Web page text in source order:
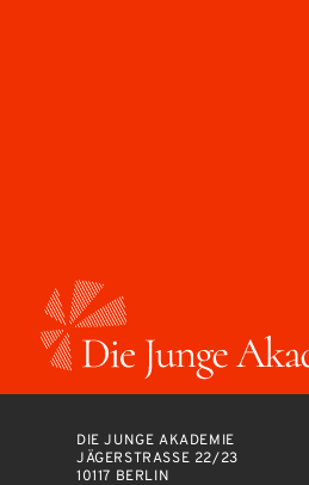
DIE JUNGE AKADEMIE
JÄGERSTRASSE 22/23
10117 BERLIN